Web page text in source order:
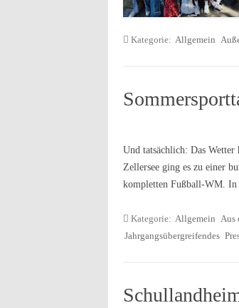
Kategorie: Allgemein
Und tatsächlich: Das
Zellersee ging es zu einer
kompletten Fußball-WM. In
Kategorie: Allgemein Aus
Jahrgangsübergreifendes